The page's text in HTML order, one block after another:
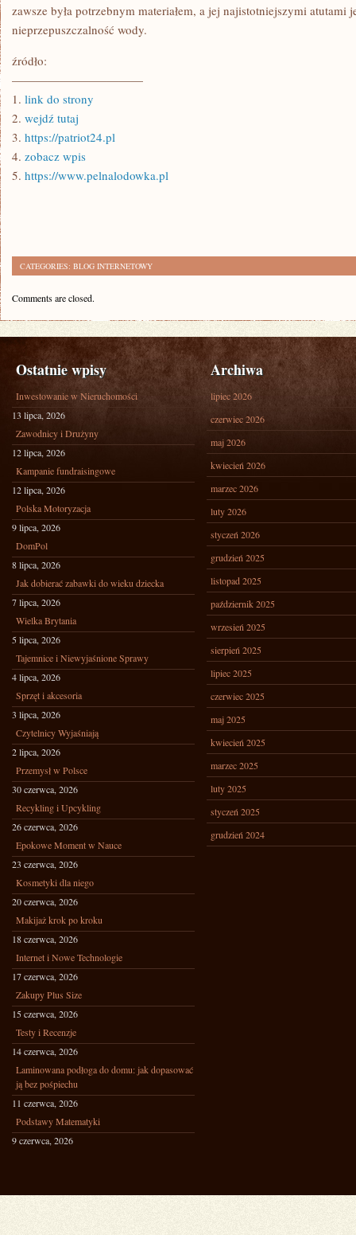
zawsze była potrzebnym materiałem, a jej najistotniejszymi atutami
nieprzepuszczalność wody.
źródło:
———————————
1. link do strony
2. wejdź tutaj
3. https://patriot24.pl
4. zobacz wpis
5. https://www.pelnalodowka.pl
CATEGORIES: BLOG INTERNETOWY
Comments are closed.
Ostatnie wpisy
Inwestowanie w Nieruchomości
13 lipca, 2026
Zawodnicy i Drużyny
12 lipca, 2026
Kampanie fundraisingowe
12 lipca, 2026
Polska Motoryzacja
9 lipca, 2026
DomPol
8 lipca, 2026
Jak dobierać zabawki do wieku dziecka
7 lipca, 2026
Wielka Brytania
5 lipca, 2026
Tajemnice i Niewyjaśnione Sprawy
4 lipca, 2026
Sprzęt i akcesoria
3 lipca, 2026
Czytelnicy Wyjaśniają
2 lipca, 2026
Przemysł w Polsce
30 czerwca, 2026
Recykling i Upcykling
26 czerwca, 2026
Epokowe Moment w Nauce
23 czerwca, 2026
Kosmetyki dla niego
20 czerwca, 2026
Makijaż krok po kroku
18 czerwca, 2026
Internet i Nowe Technologie
17 czerwca, 2026
Zakupy Plus Size
15 czerwca, 2026
Testy i Recenzje
14 czerwca, 2026
Laminowana podłoga do domu: jak dopasować
ją bez pośpiechu
11 czerwca, 2026
Podstawy Matematyki
9 czerwca, 2026
Archiwa
lipiec 2026
czerwiec 2026
maj 2026
kwiecień 2026
marzec 2026
luty 2026
styczeń 2026
grudzień 2025
listopad 2025
październik 2025
wrzesień 2025
sierpień 2025
lipiec 2025
czerwiec 2025
maj 2025
kwiecień 2025
marzec 2025
luty 2025
styczeń 2025
grudzień 2024